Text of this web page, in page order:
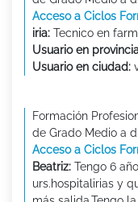
Acceso a Ciclos
iria: Tecnico en
Usuario en
Usuario en ciudad:
Formación
de Grado Medio a
Acceso a Ciclos
Beatriz: Tengo 6
urs.hospitalirias y